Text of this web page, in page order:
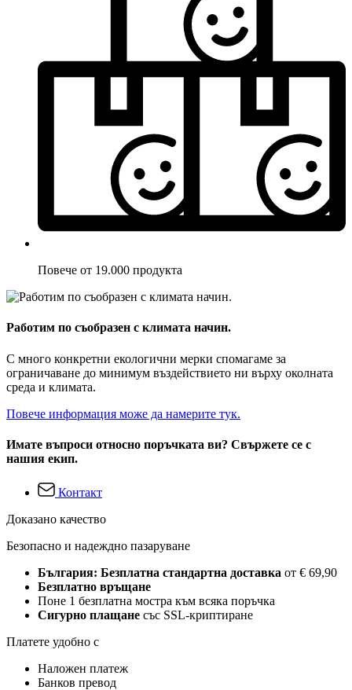
Повече от 19.000 продукта
Работим по съобразен с климата начин.
С много конкретни екологични мерки спомагаме за
ограничаване до минимум въздействието ни върху околната
среда и климата.
Повече информация може да намерите тук.
Имате въпроси относно поръчката ви? Свържете се с
нашия екип.
Контакт
Доказано качество
Безопасно и надеждно пазаруване
България: Безплатна стандартна доставка от € 69,90
Безплатно връщане
Поне 1 безплатна мостра към всяка поръчка
Сигурно плащане със SSL-криптиране
Платете удобно с
Наложен платеж
Банков превод